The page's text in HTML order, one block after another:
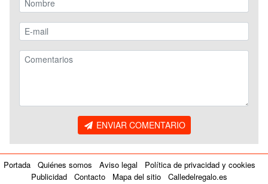
ENVIAR COMENTARIO
Portada Quiénes somos Aviso legal
Política de privacidad y cookies
Publicidad
Contacto Mapa del sitio
Calledelregalo.es